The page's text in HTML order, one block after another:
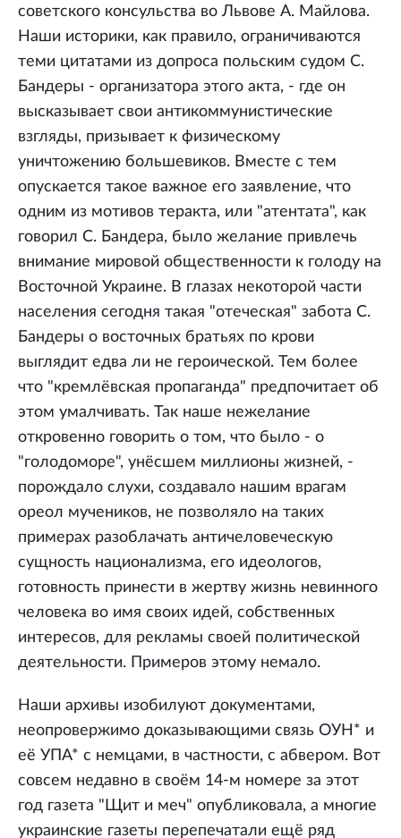
советского консульства во Львове А. Майлова.
Наши историки, как правило, ограничиваются
теми цитатами из допроса польским судом С.
Бандеры - организатора этого акта, - где он
высказывает свои антикоммунистические
взгляды, призывает к физическому
уничтожению большевиков. Вместе с тем
опускается такое важное его заявление, что
одним из мотивов теракта, или "атентата", как
говорил С. Бандера, было желание привлечь
внимание мировой общественности к голоду на
Восточной Украине. В глазах некоторой части
населения сегодня такая "отеческая" забота С.
Бандеры о восточных братьях по крови
выглядит едва ли не героической. Тем более
что "кремлёвская пропаганда" предпочитает об
этом умалчивать. Так наше нежелание
откровенно говорить о том, что было - о
"голодоморе", унёсшем миллионы жизней, -
порождало слухи, создавало нашим врагам
ореол мучеников, не позволяло на таких
примерах разоблачать античеловеческую
сущность национализма, его идеологов,
готовность принести в жертву жизнь невинного
человека во имя своих идей, собственных
интересов, для рекламы своей политической
деятельности. Примеров этому немало.
Наши архивы изобилуют документами,
неопровержимо доказывающими связь ОУН* и
её УПА* с немцами, в частности, с абвером. Вот
совсем недавно в своём 14-м номере за этот
год газета "Щит и меч" опубликовала, а многие
украинские газеты перепечатали ещё ряд